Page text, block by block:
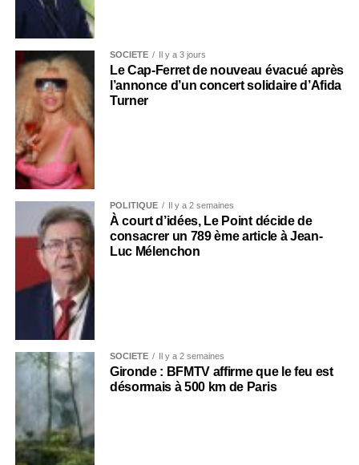
SOCIÉTÉ Il y a 3 jours
Le Cap-Ferret de nouveau évacué après
l’annonce d’un concert solidaire d’Afida
Turner
POLITIQUE Il y a 2 semaines
À court d’idées, Le Point décide de
consacrer un 789 ème article à Jean-
Luc Mélenchon
SOCIÉTÉ Il y a 2 semaines
Gironde : BFMTV affirme que le feu est
désormais à 500 km de Paris